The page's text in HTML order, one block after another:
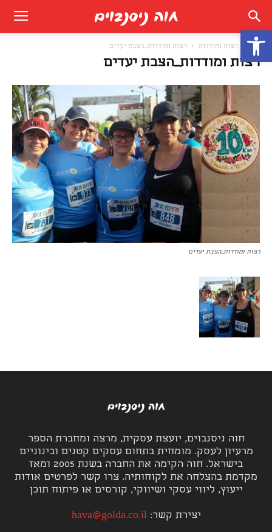
פתח סרגל נגישות
רצות ומודדות רצות ומודדות_הצבת יעדים
רצות ומודדות_הצבת יעדים
רצות ומודדות_הצבת יעדים
חוה ניסנבוים, יועצת עסקית, מרצה ומחברת הספר
מרעיון לעסק. מומחית בתחום עסקים קטנים ובינוניים
בישראל. חוה הקימה את החברה בשנת 2005 ומאז
מקדמת בהצלחה את לקוחותיה. צרו קשר לפרטים אודות
ייעוץ, ליווי עסקי ושיווקי, קורסים או פיתוח תוכן
יצירת קשר:hava@golda.co.il